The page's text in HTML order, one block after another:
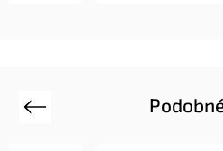
Previous